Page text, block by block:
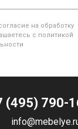
на обработку
с политикой
(495) 790-